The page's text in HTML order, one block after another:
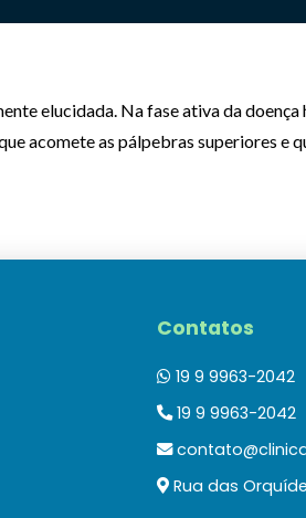
elucidada. Na fase ativa da doença
acomete as pálpebras superiores e
Contatos
19 9 9963-2042
19 9 9963-2042
Rua das